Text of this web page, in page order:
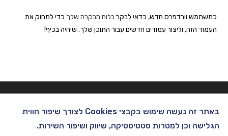
כמשתמש וורדפרס חדש, כדאי לבקרבלוח הבקרה שלך כדי למחוק את
העמוד הזה, וליצור עמודים חדשים עבור התוכן שלך. שיהיה בכיף!
באתר זה נעשה שימוש בקבצי Cookies לצורך שיפור חווית
הגלישה וכן למטרות סטטיסטיקה, שיווק ושיפור השירות.